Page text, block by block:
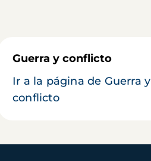
Guerra y conflicto
Ir a la página de Guerra y
conflicto